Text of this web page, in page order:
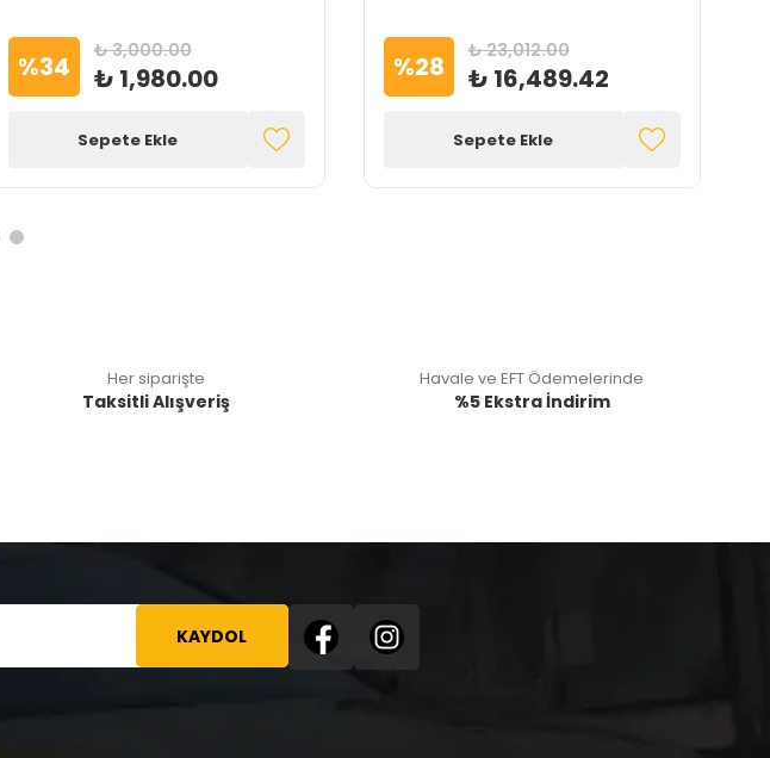
%34 ₺ 3,000.00
₺ 1,980.00
Sepete Ekle
%28 ₺ 23,012.00
₺ 16,489.42
Sepete Ekle
Her siparişte
Taksitli Alışveriş
Havale ve EFT Ödemelerinde
%5 Ekstra İndirim
KAYDOL